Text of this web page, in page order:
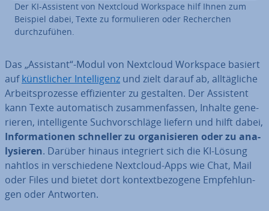
Der KI-Assistent von Nextcloud Workspace hilf Ihnen zum
Beispiel dabei, Texte zu for­mu­lie­ren oder Re­cher­chen
durch­zu­fü­hen.
Das „Assistant“-Modul von Nextcloud Workspace basiert
aufkünst­li­cher In­tel­li­genz und zielt darauf ab, all­täg­li­che
Ar­beits­pro­zes­se ef­fi­zi­en­ter zu gestalten. Der Assistent
kann Texte au­to­ma­tisch zu­sam­men­fas­sen, Inhalte ge­ne­
rie­ren, in­tel­li­gen­te Such­vor­schlä­ge liefern und hilft dabei,
In­for­ma­tio­nen schneller zu or­ga­ni­sie­ren oder zu ana­
ly­sie­ren. Darüber hinaus in­te­griert sich die KI-Lösung
nahtlos in ver­schie­de­ne Nextcloud-Apps wie Chat, Mail
oder Files und bietet dort kon­text­be­zo­ge­ne Emp­feh­lun­
gen oder Antworten.